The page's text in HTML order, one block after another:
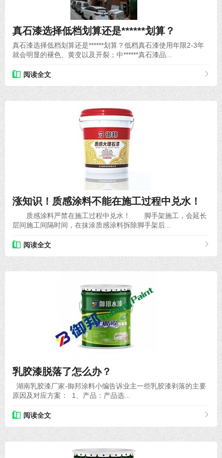
真石漆选择低档划算还是******划算？
真石漆选择低档划算还是******划算？低档真石漆使用年限2-3年
就会明显的褪色、黄变以及开裂；中******真石漆品...
阅读全文
涨知识！质感涂料不能在施工过程中兑水！
质感涂料严禁在施工过程中兑水！ 脚手架施工，会延长
层间施工间隔时间，在抹涂质感涂料拆除脚手架后...
阅读全文
乳胶漆脱落了怎么办？
湖南乳胶漆厂家-御邦涂料小编告诉业主一些乳胶漆剥落的主要
原因及对应方案： 1、产品：产品选...
阅读全文